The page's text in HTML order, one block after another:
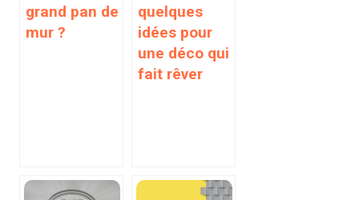
grand pan de
mur ?
quelques
idées pour
une déco qui
fait rêver